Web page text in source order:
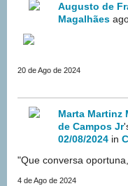
Augusto de
Magalhães
20 de Ago de 2024
Marta Martinz
de Campos Jr
02/08/2024 in
"Que conversa
4 de Ago de 2024